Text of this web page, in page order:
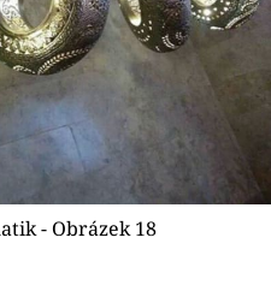
- Obrázek 18